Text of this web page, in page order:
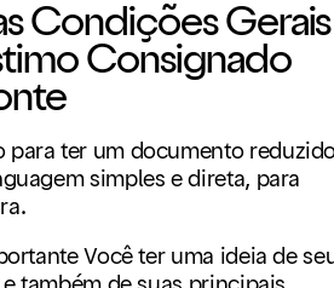
Condições Gerais
Consignado
para ter um documento
simples e direta, para
Você ter uma ideia de